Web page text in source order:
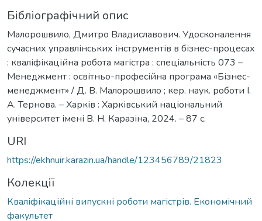
Бібліографічний опис
Малорошвило, Дмитро Владиславович. Удосконалення
сучасних управлінських інструментів в бізнес-процесах
: кваліфікаційна робота магістра : спеціальність 073 –
Менеджмент : освітньо-професійна програма «Бізнес-
менеджмент» / Д. В. Малорошвило ; кер. наук. роботи І.
А. Тернова. – Харків : Харківський національний
університет імені В. Н. Каразіна, 2024. – 87 с.
URI
https://ekhnuir.karazin.ua/handle/123456789/21823
Колекції
Кваліфікаційні випускні роботи магістрів. Економічний
факультет